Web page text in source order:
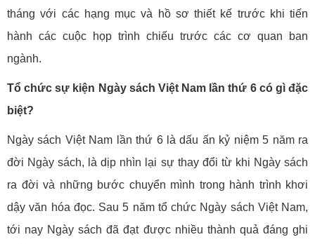
tháng với các hạng mục và hồ sơ thiết kế trước khi tiến
hành các cuộc họp trình chiếu trước các cơ quan ban
ngành.
Tổ chức sự kiện Ngày sách Việt Nam lần thứ 6 có gì đặc
biệt?
Ngày sách Việt Nam lần thứ 6 là dấu ấn kỷ niệm 5 năm ra
đời Ngày sách, là dịp nhìn lại sự thay đổi từ khi Ngày sách
ra đời và những bước chuyển mình trong hành trình khơi
dậy văn hóa đọc. Sau 5 năm tổ chức Ngày sách Việt Nam,
tới nay Ngày sách đã đạt được nhiều thành quả đáng ghi